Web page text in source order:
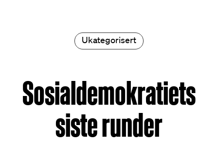
Ukategorisert
Sosialdemokratiets
siste runder